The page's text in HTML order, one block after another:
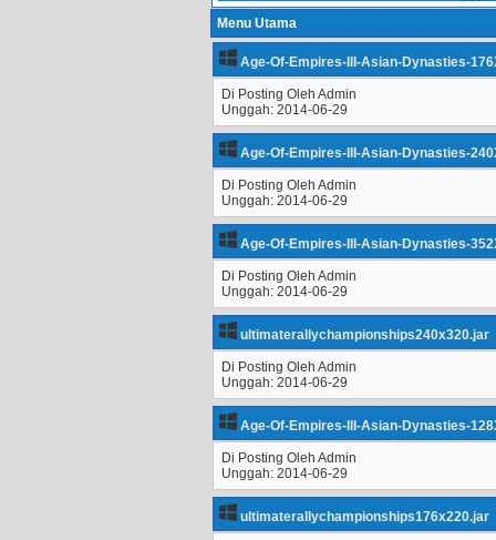
Menu Utama
Age-Of-Empires-III-Asian-Dynasties-
Di Posting Oleh Admin
Unggah: 2014-06-29
Age-Of-Empires-III-Asian-Dynasties-
Di Posting Oleh Admin
Unggah: 2014-06-29
Age-Of-Empires-III-Asian-Dynasties-
Di Posting Oleh Admin
Unggah: 2014-06-29
ultimaterallychampionships240x320.jar
Di Posting Oleh Admin
Unggah: 2014-06-29
Age-Of-Empires-III-Asian-Dynasties-
Di Posting Oleh Admin
Unggah: 2014-06-29
ultimaterallychampionships176x220.jar